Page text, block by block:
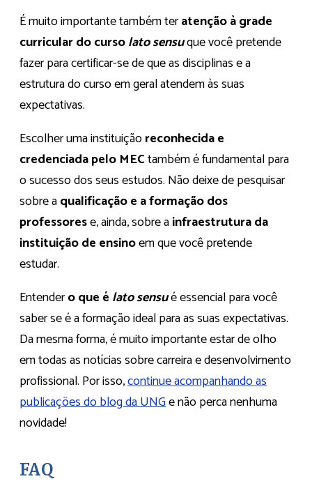
É muito importante também teratenção à grade
curricular do cursolato sensuque você pretende
fazer para certificar-se de que as disciplinas e a
estrutura do curso em geral atendem às suas
expectativas.
Escolher uma instituiçãoreconhecida e
credenciada pelo MECtambém é fundamental para
o sucesso dos seus estudos. Não deixe de pesquisar
sobre aqualificação e a formação dos
professorese, ainda, sobre ainfraestrutura da
instituição de ensinoem que você pretende
estudar.
Entendero que é lato sensué essencial para você
saber se é a formação ideal para as suas expectativas.
Da mesma forma, é muito importante estar de olho
em todas as notícias sobre carreira e desenvolvimento
profissional. Por isso,continue acompanhando as
publicações do blog da UNGe não perca nenhuma
novidade!
FAQ